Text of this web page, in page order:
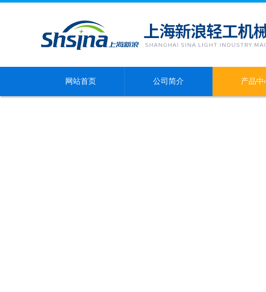
网站首页 公司简介 产品中